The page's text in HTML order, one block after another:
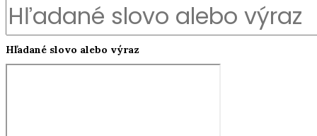
Hľadané slovo alebo výraz